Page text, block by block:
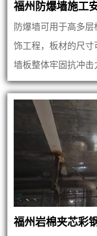
福州防爆墙施工
防爆墙可用于高多
饰工程，板材的尺
墙板整体牢固抗冲
福州岩棉夹芯彩